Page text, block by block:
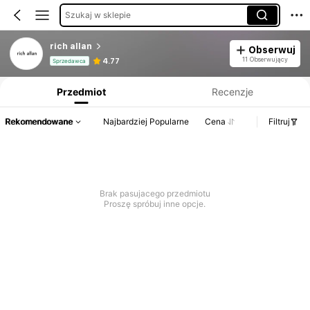
Szukaj w sklepie
rich allan
Sprzedawca 4.77
Obserwuj
11 Obserwujący
Przedmiot Recenzje
Rekomendowane Najbardziej Popularne Cena Filtruj
Brak pasujacego przedmiotu
Proszę spróbuj inne opcje.